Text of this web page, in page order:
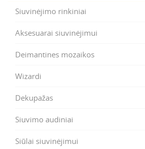
Siuvinėjimo rinkiniai
Aksesuarai siuvinėjimui
Deimantines mozaikos
Wizardi
Dekupažas
Siuvimo audiniai
Siūlai siuvinėjimui